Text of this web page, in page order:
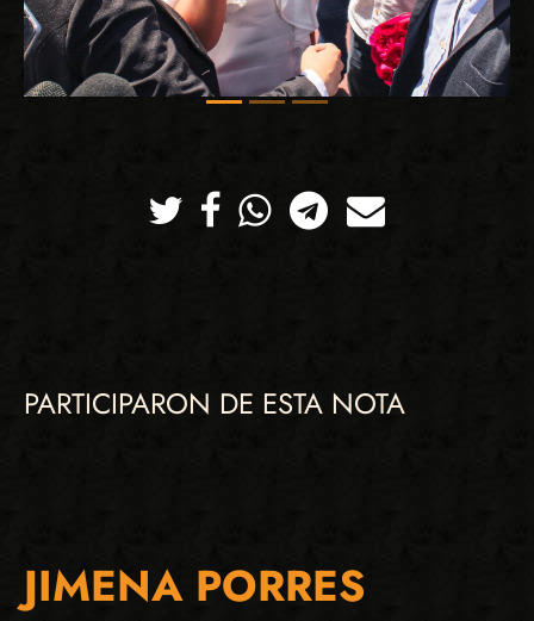
TwitterFacebookWhatsappTelegramCorreo
PARTICIPARON DE ESTA NOTA
JIMENA PORRES